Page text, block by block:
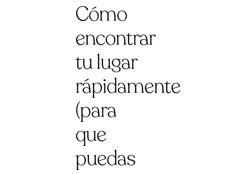
Cómo
encontrar
tu lugar
rápidamente
(para
que
puedas